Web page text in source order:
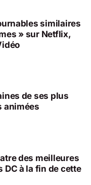
similaires
» sur Netflix,
de ses plus
animées
des meilleures
DC à la fin de cette